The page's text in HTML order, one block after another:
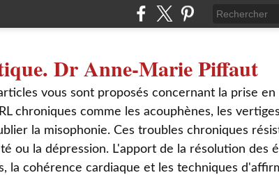
Dr Anne-Marie Piffaut
vous sont proposés concernant la prise en
chroniques comme les acouphènes, les
la misophonie. Ces troubles chroniques
ou la dépression. L'apport de la résolution des
la cohérence cardiaque et les techniques